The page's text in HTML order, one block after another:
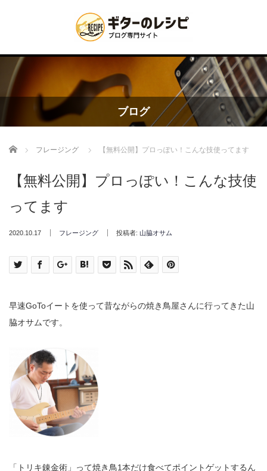
ブログ
Home フレージング 【無料公開】プロっぽい！こんな技使ってます
【無料公開】プロっぽい！こんな技使
ってます
2020.10.17 フレージング 投稿者: 山脇オサム
早速GoToイートを使って昔ながらの焼き鳥屋さんに行ってきた山
脇オサムです。
「トリキ錬金術」って焼き鳥1本だけ食べてポイントゲットするん